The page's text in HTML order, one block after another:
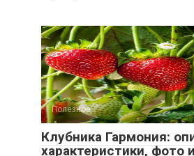
Полезное
Клубника Гармония:
характеристики, фото